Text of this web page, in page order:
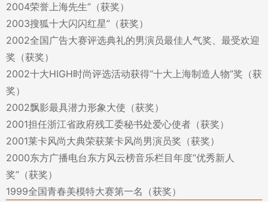
2004荣誉上海先生”（获奖）
2003搜狐十大闪闪红星”（获奖）
2002全国广告大赛评选典礼的男演员最佳人气奖、最受欢迎
奖（获奖）
2002十大HIGH时尚评选活动获得“十大上海制造人物”奖（获
奖）
2002飘影最具潜力形象大使（获奖）
2001担任浙江省政府残工委秘书处爱心使者（获奖）
2001莱卡风尚大典荣获莱卡风尚男演员奖（获奖）
2000东方广播电台东方风云榜音乐栏目年度“优秀新人
奖”（获奖）
1999全国青春美模特大赛第一名（获奖）